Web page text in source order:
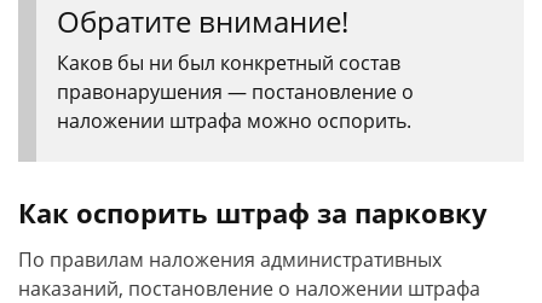
Обратите внимание!
Каков бы ни был конкретный состав
правонарушения — постановление о
наложении штрафа можно оспорить.
Как оспорить штраф за парковку
По правилам наложения административных
наказаний, постановление о наложении штрафа